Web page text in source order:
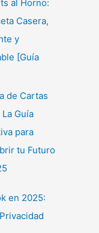
al Horno:
Casera,
y
[Guía
de Cartas
Guía
para
tu Futuro
en 2025: